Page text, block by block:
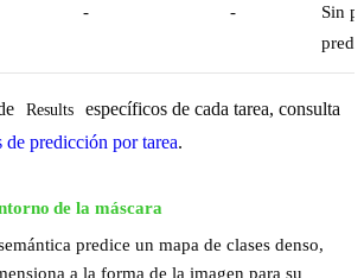
- -
Sin
Results
específicos de cada tarea, consulta
de predicción por tarea.
de la máscara
predice un mapa de clases denso,
a la forma de la imagen para su